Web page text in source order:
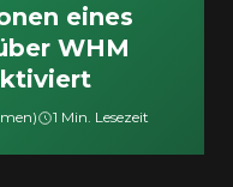
eines
WHM
1 Min. Lesezeit